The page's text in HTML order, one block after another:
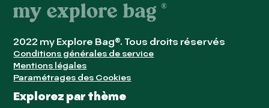
2022 my Explore Bag®. Tous droits réservés
Conditions générales de service
Mentions légales
Paramétrages des Cookies
Explorez par thème